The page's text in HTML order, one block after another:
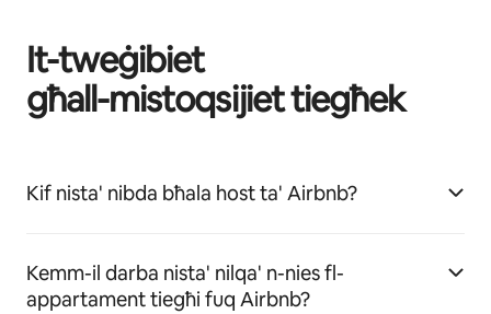
It-tweġibiet
għall-mistoqsijiet tiegħek
Kif nista' nibda bħala host ta' Airbnb?
Kemm-il darba nista' nilqa' n-nies fl-
appartament tiegħi fuq Airbnb?